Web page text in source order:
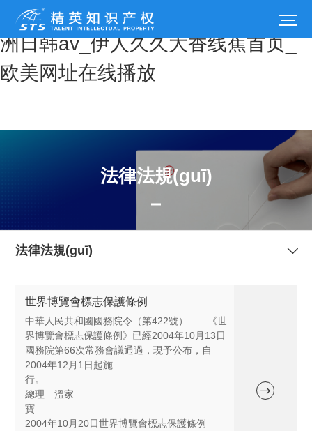
午夜性色福利在线视频网站_目拍亚
洲日韩av_伊人久久大香线蕉首页_
欧美网址在线播放
法律法規(guī)
法律法規(guī)
世界博覽會標志保護條例
中華人民共和國國務院令（第422號） 《世
界博覽會標志保護條例》已經2004年10月13日
國務院第66次常務會議通過，現予公布，自
2004年12月1日起施
行
總理 溫家
寶
2004年10月20日世界博覽會標志保護條例